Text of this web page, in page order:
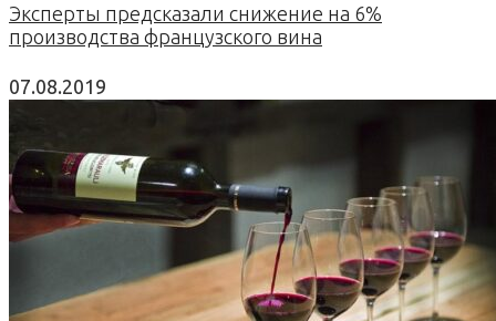
Эксперты предсказали снижение на 6%
производства французского вина
07.08.2019